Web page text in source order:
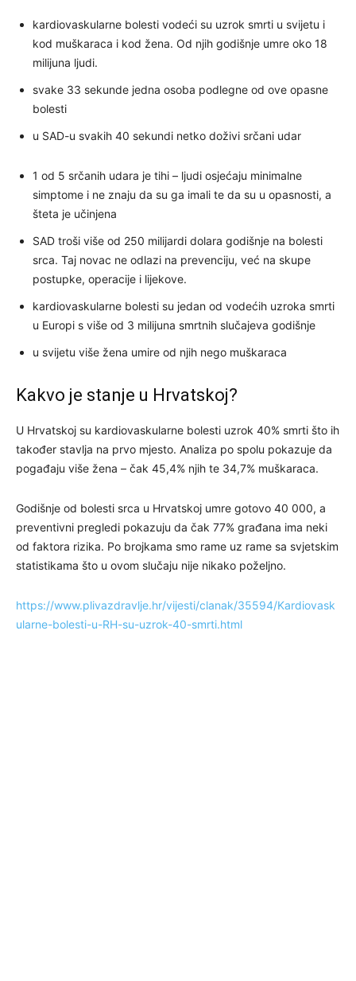
kardiovaskularne bolesti vodeći su uzrok smrti u svijetu i
kod muškaraca i kod žena. Od njih godišnje umre oko 18
milijuna ljudi.
svake 33 sekunde jedna osoba podlegne od ove opasne
bolesti
u SAD-u svakih 40 sekundi netko doživi srčani udar
1 od 5 srčanih udara je tihi – ljudi osjećaju minimalne
simptome i ne znaju da su ga imali te da su u opasnosti, a
šteta je učinjena
SAD troši više od 250 milijardi dolara godišnje na bolesti
srca. Taj novac ne odlazi na prevenciju, već na skupe
postupke, operacije i lijekove.
kardiovaskularne bolesti su jedan od vodećih uzroka smrti
u Europi s više od 3 milijuna smrtnih slučajeva godišnje
u svijetu više žena umire od njih nego muškaraca
Kakvo je stanje u Hrvatskoj?
U Hrvatskoj su kardiovaskularne bolesti uzrok 40% smrti što ih
također stavlja na prvo mjesto. Analiza po spolu pokazuje da
pogađaju više žena – čak 45,4% njih te 34,7% muškaraca.
Godišnje od bolesti srca u Hrvatskoj umre gotovo 40 000, a
preventivni pregledi pokazuju da čak 77% građana ima neki
od faktora rizika. Po brojkama smo rame uz rame sa svjetskim
statistikama što u ovom slučaju nije nikako poželjno.
https://www.plivazdravlje.hr/vijesti/clanak/35594/Kardiovask
ularne-bolesti-u-RH-su-uzrok-40-smrti.html